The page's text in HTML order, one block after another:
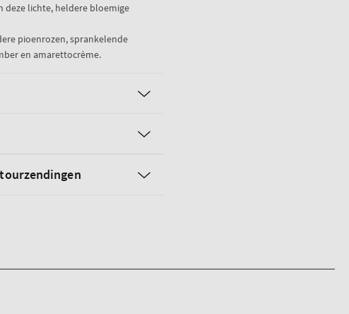
deze lichte, heldere bloemige
pioenrozen, sprankelende
en amarettocrème.